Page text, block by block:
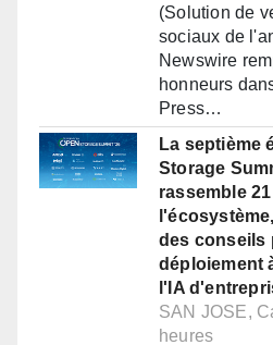
(Solution de
sociaux de
Newswire
honneurs
Press…
La septième
Storage
rassemble
des conseils
déploiement
l'IA
SAN JOSE,
heures